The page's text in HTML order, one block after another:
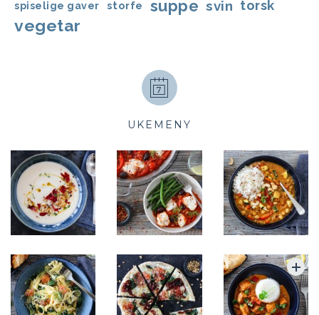
spiselige gaver storfe suppe svin torsk
vegetar
UKEMENY